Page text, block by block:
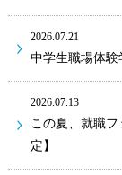
2026.07.21
中学生職場体験
2026.07.13
この夏、就職
定】